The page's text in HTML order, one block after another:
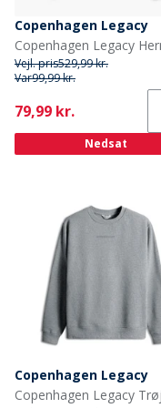
Copenhagen Legacy
Vejl. pris529,99 kr.
Var99,99 kr.
Current
79,99 kr.
Nedsat
Copenhagen Legacy